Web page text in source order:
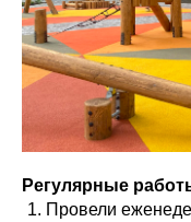
Регулярные
Провели